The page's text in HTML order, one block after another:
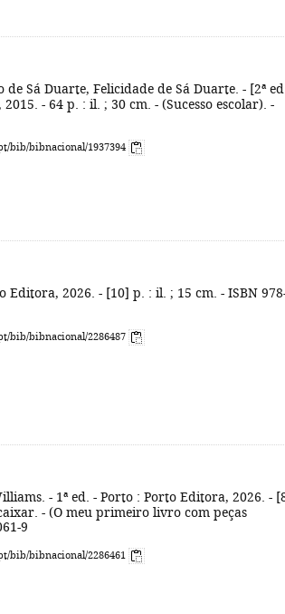
de Sá Duarte, Felicidade de Sá Duarte. - [2ª
- 64 p. : il. ; 30 cm. - (Sucesso escolar). -
bib/bibnacional/1937394
Editora, 2026. - [10] p. : il. ; 15 cm. - ISBN
bib/bibnacional/2286487
- 1ª ed. - Porto : Porto Editora, 2026. -
- (O meu primeiro livro com peças
9
bib/bibnacional/2286461